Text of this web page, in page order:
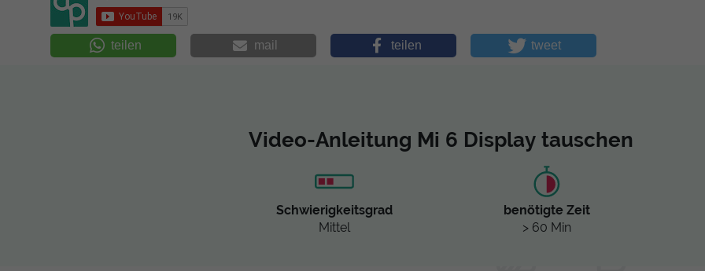
teilen mail teilen tweet
Video-Anleitung Mi 6 Display tauschen
Schwierigkeitsgrad
Mittel
benötigte Zeit
> 60 Min